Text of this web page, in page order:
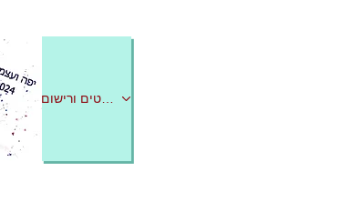
לפרטים ורישום